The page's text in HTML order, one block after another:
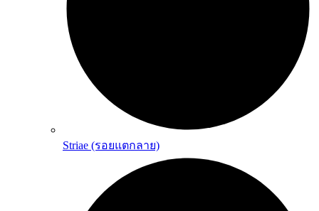
Striae (รอยแตกลาย)